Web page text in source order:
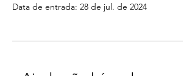
Data de entrada: 28 de jul. de 2024